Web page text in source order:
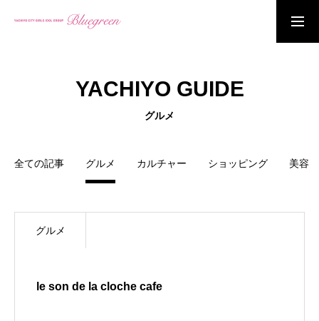
NEWS
GOODS
YACHIYO GUIDE
グルメ
全ての記事 グルメ カルチャー ショッピング 美容
グルメ
le son de la cloche cafe